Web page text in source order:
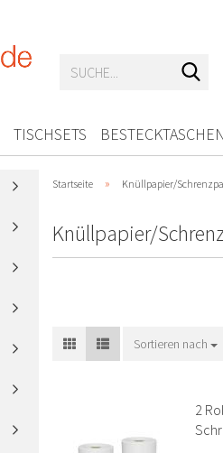
TISCHSETS BESTECKTASCHEN
Startseite » Knüllpapier/
Knüllpapier/
Sortieren nach
Sortieren nach
2